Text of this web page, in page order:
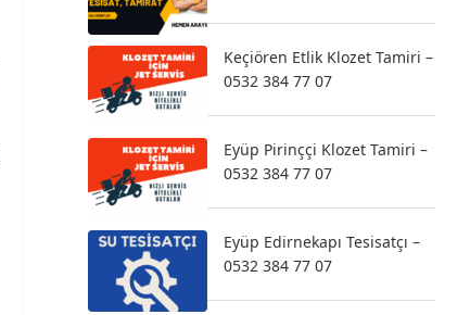
Keçiören Etlik Klozet Tamiri –
0532 384 77 07
Eyüp Pirinççi Klozet Tamiri –
0532 384 77 07
Eyüp Edirnekapı Tesisatçı –
0532 384 77 07